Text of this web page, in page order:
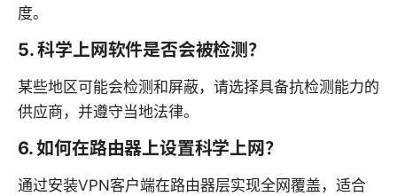
度。
5. 科学上网软件是否会被检测？
某些地区可能会检测和屏蔽，请选择具备抗检测能力的
供应商，并遵守当地法律。
6. 如何在路由器上设置科学上网？
通过安装VPN客户端在路由器层实现全网覆盖，适合